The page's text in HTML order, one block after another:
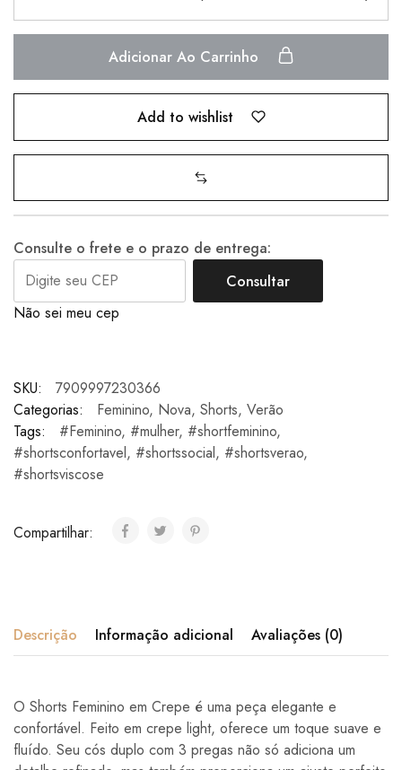
Adicionar Ao Carrinho
Add to wishlist
Consulte o frete e o prazo de entrega:
Consultar
Não sei meu cep
SKU:
7909997230366
Categorias:
Feminino, Nova, Shorts, Verão
Tags:
#Feminino, #mulher, #shortfeminino,
#shortsconfortavel, #shortssocial, #shortsverao,
#shortsviscose
Compartilhar:
Descrição Informação adicional Avaliações (0)
O Shorts Feminino em Crepe é uma peça elegante e
confortável. Feito em crepe light, oferece um toque suave e
fluído. Seu cós duplo com 3 pregas não só adiciona um